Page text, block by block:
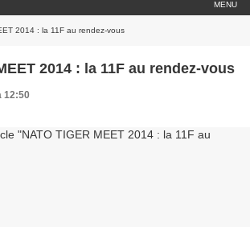
MENU
2014 : la 11F au rendez-vous
2014 : la 11F au rendez-vous
12:50